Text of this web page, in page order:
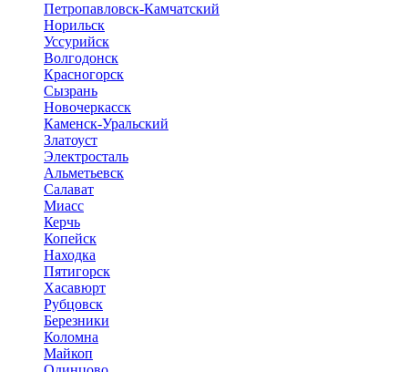
Петропавловск-Камчатский
Норильск
Уссурийск
Волгодонск
Красногорск
Сызрань
Новочеркасск
Каменск-Уральский
Златоуст
Электросталь
Альметьевск
Салават
Миасс
Керчь
Копейск
Находка
Пятигорск
Хасавюрт
Рубцовск
Березники
Коломна
Майкоп